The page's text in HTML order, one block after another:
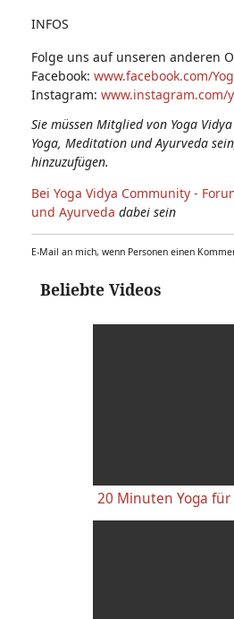
INFOS
Folge uns auf unseren anderen
Facebook: www.facebook.com/
Instagram: www.instagram.com/
Sie müssen Mitglied von Yoga
Yoga, Meditation und Ayurveda
hinzuzufügen.
Bei Yoga Vidya Community -
und Ayurveda dabei sein
E-Mail an mich, wenn Personen einen
Beliebte Videos